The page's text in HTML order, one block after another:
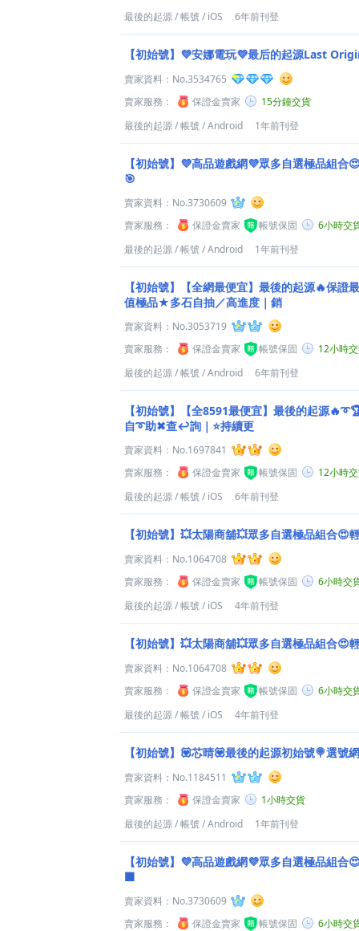
最後的起源/帳號/ iOS 6年前刊登
【初始號】💜安娜電玩💜最后的起源Last
賣家資料： No.3534765
賣家服務：
保證金賣家
15分鐘交貨
最後的起源/帳號/Android 1年前刊登
【初始號】💜高品遊戲網💜眾多自選極品組合
🎯
賣家資料： No.3730609
賣家服務：
保證金賣家 帳號保固
6小時交
最後的起源/帳號/Android 1年前刊登
【初始號】【全網最便宜】最後的起源🔥保
值極品★多石自抽／高進度｜銷
賣家資料： No.3053719
賣家服務：
保證金賣家 帳號保固
12小時
最後的起源/帳號/Android 6年前刊登
【初始號】【全8591最便宜】最後的起源
自➰助✖查↩詢｜⭐持續更
賣家資料： No.1697841
賣家服務：
保證金賣家 帳號保固
12小時
最後的起源/帳號/ iOS 6年前刊登
【初始號】💥太陽商舖💥眾多自選極品組合😍
賣家資料： No.1064708
賣家服務：
保證金賣家 帳號保固
6小時交
最後的起源/帳號/ iOS 4年前刊登
【初始號】💥太陽商舖💥眾多自選極品組合😍
賣家資料： No.1064708
賣家服務：
保證金賣家 帳號保固
6小時交
最後的起源/帳號/ iOS 4年前刊登
【初始號】💟芯晴💟最後的起源初始號🍭選號
賣家資料： No.1184511
賣家服務：
保證金賣家
1小時交貨
最後的起源/帳號/Android 1年前刊登
【初始號】💜高品遊戲網💜眾多自選極品組合
🟫
賣家資料： No.3730609
賣家服務：
保證金賣家 帳號保固 6小時交